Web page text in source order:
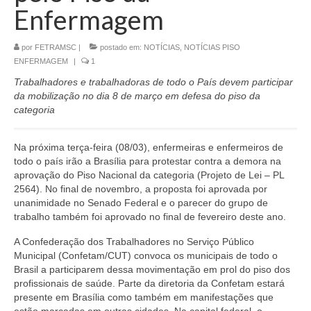
CONTATO
Enfermagem
por FETRAMSC | postado em: NOTÍCIAS NOTÍCIAS PISO
ENFERMAGEM
| 1
Trabalhadores e trabalhadoras de todo o País devem participar
da mobilização no dia 8 de março em defesa do piso da
categoria
Na próxima terça-feira (08/03), enfermeiras e enfermeiros de
todo o país irão a Brasília para protestar contra a demora na
aprovação do Piso Nacional da categoria (Projeto de Lei – PL
2564). No final de novembro, a proposta foi aprovada por
unanimidade no Senado Federal e o parecer do grupo de
trabalho também foi aprovado no final de fevereiro deste ano.
A Confederação dos Trabalhadores no Serviço Público
Municipal (Confetam/CUT) convoca os municipais de todo o
Brasil a participarem dessa movimentação em prol do piso dos
profissionais de saúde. Parte da diretoria da Confetam estará
presente em Brasília como também em manifestações que